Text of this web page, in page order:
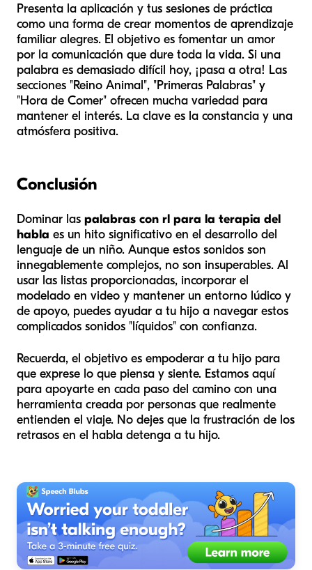
Presenta la aplicación y tus sesiones de práctica
como una forma de crear momentos de aprendizaje
familiar alegres. El objetivo es fomentar un amor
por la comunicación que dure toda la vida. Si una
palabra es demasiado difícil hoy, ¡pasa a otra! Las
secciones "Reino Animal", "Primeras Palabras" y
"Hora de Comer" ofrecen mucha variedad para
mantener el interés. La clave es la constancia y una
atmósfera positiva.
Conclusión
Dominar las palabras con rl para la terapia del
habla es un hito significativo en el desarrollo del
lenguaje de un niño. Aunque estos sonidos son
innegablemente complejos, no son insuperables. Al
usar las listas proporcionadas, incorporar el
modelado en video y mantener un entorno lúdico y
de apoyo, puedes ayudar a tu hijo a navegar estos
complicados sonidos "líquidos" con confianza.
Recuerda, el objetivo es empoderar a tu hijo para
que exprese lo que piensa y siente. Estamos aquí
para apoyarte en cada paso del camino con una
herramienta creada por personas que realmente
entienden el viaje. No dejes que la frustración de los
retrasos en el habla detenga a tu hijo.